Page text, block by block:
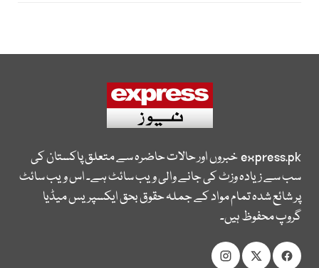
express.pkخبروں اور حالات حاضرہ سے متعلق پاکستان کی
سب سے زیادہ وزٹ کی جانے والی ویب سائٹ ہے۔ اس ویب سائٹ
پر شائع شدہ تمام مواد کے جملہ حقوق بحق ایکسپریس میڈیا
گروپ محفوظ ہیں۔